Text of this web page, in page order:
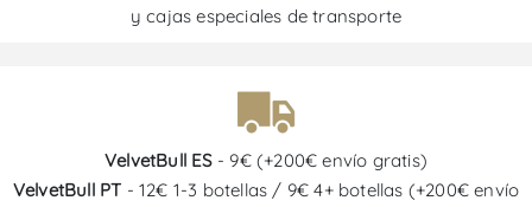
y cajas especiales de transporte
VelvetBull ES- 9€ (+200€ envío gratis)
VelvetBull PT - 12€ 1-3 botellas / 9€ 4+ botellas (+200€ envío